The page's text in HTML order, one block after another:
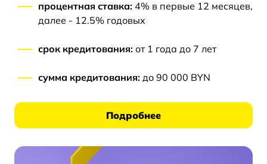
процентная ставка: 4% в первые 12 месяцев,
далее - 12.5% годовых
срок кредитования: от 1 года до 7 лет
сумма кредитования: до 90 000 BYN
Подробнее